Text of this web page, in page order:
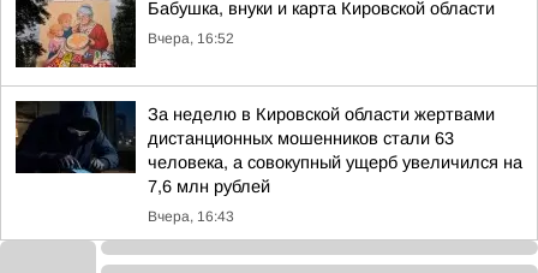
Бабушка, внуки и карта Кировской области
Вчера, 16:52
За неделю в Кировской области жертвами
дистанционных мошенников стали 63
человека, а совокупный ущерб увеличился на
7,6 млн рублей
Вчера, 16:43